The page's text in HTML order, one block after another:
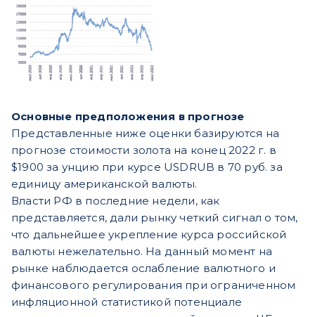
Основные предположения в прогнозе
Представленные ниже оценки базируются на
прогнозе стоимости золота на конец 2022 г. в
$1900 за унцию при курсе USDRUB в 70 руб. за
единицу американской валюты.
Власти РФ в последние недели, как
представляется, дали рынку четкий сигнал о том,
что дальнейшее укрепление курса российской
валюты нежелательно. На данный момент на
рынке наблюдается ослабление валютного и
финансового регулирования при ограниченном
инфляционной статистикой потенциале